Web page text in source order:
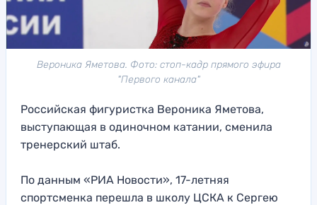
Вероника Яметова. Фото: стоп-кадр прямого эфира
"Первого канала"
Российская фигуристка Вероника Яметова,
выступающая в одиночном катании, сменила
тренерский штаб.
По данным «РИА Новости», 17-летняя
спортсменка перешла в школу ЦСКА к Сергею